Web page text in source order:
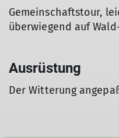
Gemeinschaftstour,
überwiegend auf
Ausrüstung
Der Witterung